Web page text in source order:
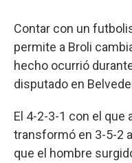
Contar con un
permite a Broli
hecho ocurrió
disputado en
El 4-2-3-1 con el que
transformó en 3-5-2
que el hombre